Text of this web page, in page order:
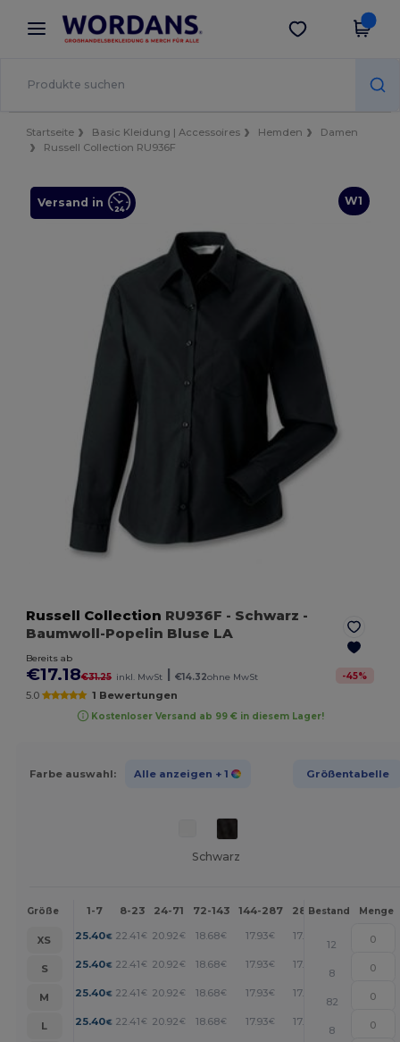
× Wordans App
Bessere Preise in der App!
App holen
Startseite Basic Kleidung | Accessoires Hemden
Damen
Russell Collection RU936F
W1
Versand in
Russell Collection RU936F - Schwarz -
Baumwoll-Popelin Bluse LA
Bereits ab
€17.18€31.25 inkl. MwSt | €14.32ohne MwSt -45%
5.0 1 Bewertungen
Kostenloser Versand ab 99 € in diesem Lager!
Farbe auswahl: Alle anzeigen + 1 Größentabelle
Schwarz
Größe 1-7 8-23 24-71 72-143 144-287 288 + Mehr
Bestand Menge
XS 25.40€ 22.41 € 20.92€ 18.68€ 17.93€ 17.18
12
S
25.40€ 22.41 € 20.92€ 18.68€ 17.93€ 17.18
8
M
25.40€ 22.41 € 20.92€ 18.68€ 17.93€ 17.18
82
L
25.40€ 22.41 € 20.92€ 18.68€ 17.93€ 17.18
8